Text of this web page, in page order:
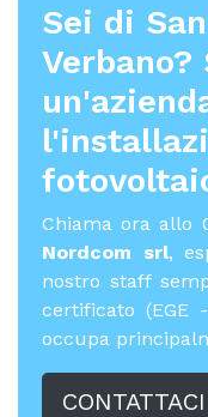
Sei di
l'
Chiama ora allo
Nordcom srl,
nostro staff
certificato (EGE
occupa